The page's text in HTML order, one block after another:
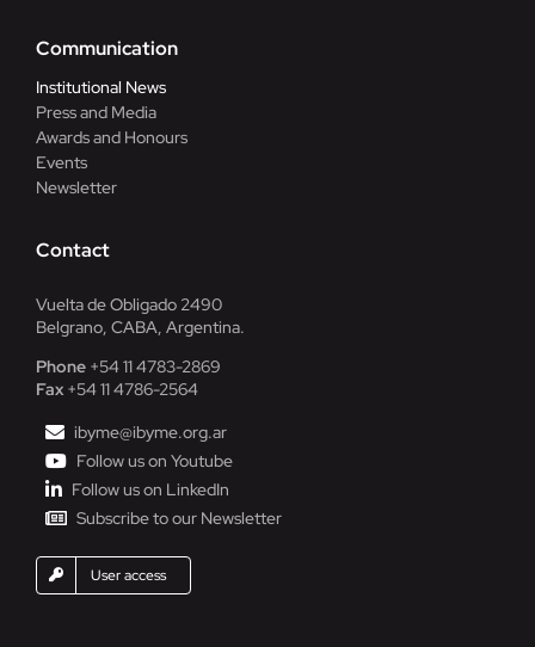
Communication
Institutional News
Press and Media
Awards and Honours
Events
Newsletter
Contact
Vuelta de Obligado 2490
Belgrano, CABA, Argentina.
Phone+54 11 4783-2869
Fax+54 11 4786-2564
ibyme@ibyme.org.ar
Follow us on Youtube
Follow us on LinkedIn
Subscribe to our Newsletter
User access